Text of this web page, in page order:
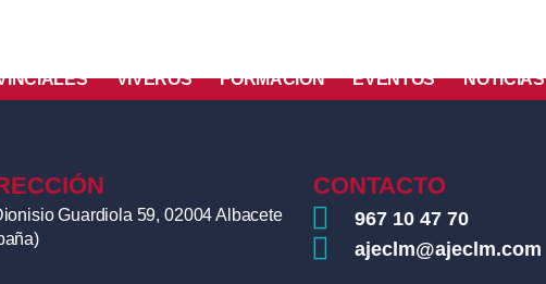
VIVEROS FORMACIÓN EVENTOS NOTICIAS
Guardiola 59, 02004 Albacete
CONTACTO
967 10 47 70
ajeclm@ajeclm.com